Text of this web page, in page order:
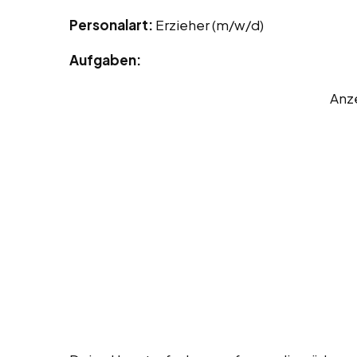
Personalart: Erzieher (m/w/d)
Aufgaben: